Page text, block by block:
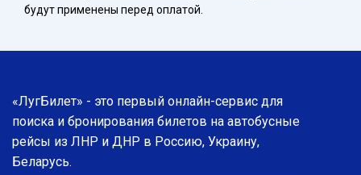
будут применены перед оплатой.
«ЛугБилет» - это первый онлайн-сервис для
поиска и бронирования билетов на автобусные
рейсы из ЛНР и ДНР в Россию, Украину,
Беларусь.